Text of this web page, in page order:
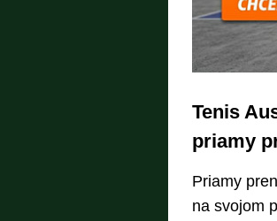
Tenis
priamy
Priamy
na svojom